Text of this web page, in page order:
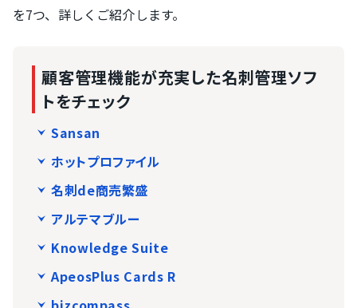
を7つ、詳しくご紹介します。
顧客管理機能が充実した名刺管理ソフ
トをチェック
Sansan
ホットプロファイル
名刺de商売繁盛
アルテマブルー
Knowledge Suite
ApeosPlus Cards R